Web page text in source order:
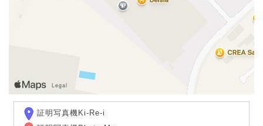
証明写真機Ki-Re-i